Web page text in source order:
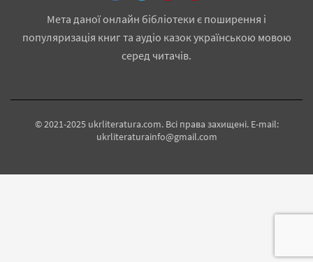
Мета даної онлайн бібліотеки є поширення і
популяризація книг та аудіо казок українською мовою
серед читачів.
© 2021-2025 ukrliteratura.com. Всі права захищені. E-mail:
ukrliteraturainfo@gmail.com